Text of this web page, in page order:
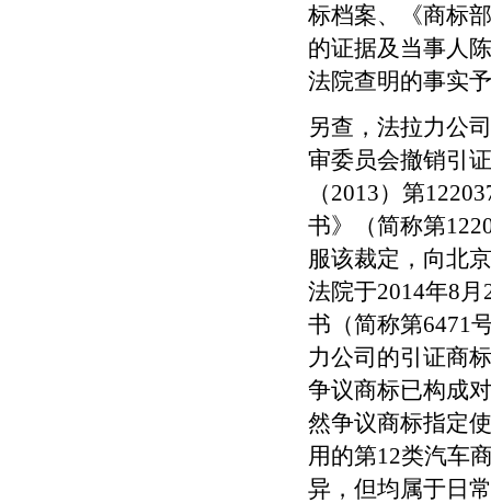
标档案、《商标
的证据及当事人
法院查明的事实
另查，法拉力公
审委员会撤销引
（2013）第
书》（简称第
服该裁定，向北
法院于2014年8月
书（简称第6471
力公司的引证商
争议商标已构成
然争议商标指定
用的第12类汽车
异，但均属于日